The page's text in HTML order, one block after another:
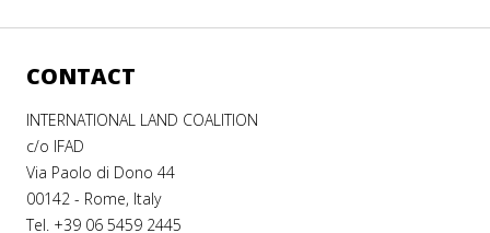
CONTACT
INTERNATIONAL LAND COALITION
c/o IFAD
Via Paolo di Dono 44
00142 - Rome, Italy
Tel. +39 06 5459 2445